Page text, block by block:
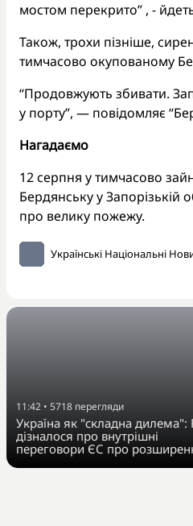
мостом перекрито” , -
Також, трохи пізніше,
тимчасово окупованому
“Продовжують збивати.
у порту”, — повідомляє
Нагадаємо
12 серпня у тимчасово
Бердянську у Запорізькій
про велику пожежу.
Українські Національні
11:42 • 5718 перегляди
Україна як "складна дилема":
дізналося про внутрішні
переговори ЄС про